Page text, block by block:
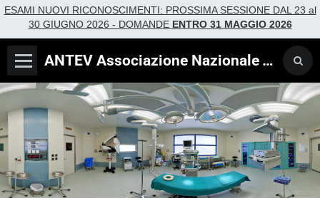
ESAMI NUOVI RICONOSCIMENTI: PROSSIMA SESSIONE DAL 23 al
30 GIUGNO 2026 - DOMANDE ENTRO 31 MAGGIO 2026
ANTEV Associazione Nazionale Tecnici Verificatori